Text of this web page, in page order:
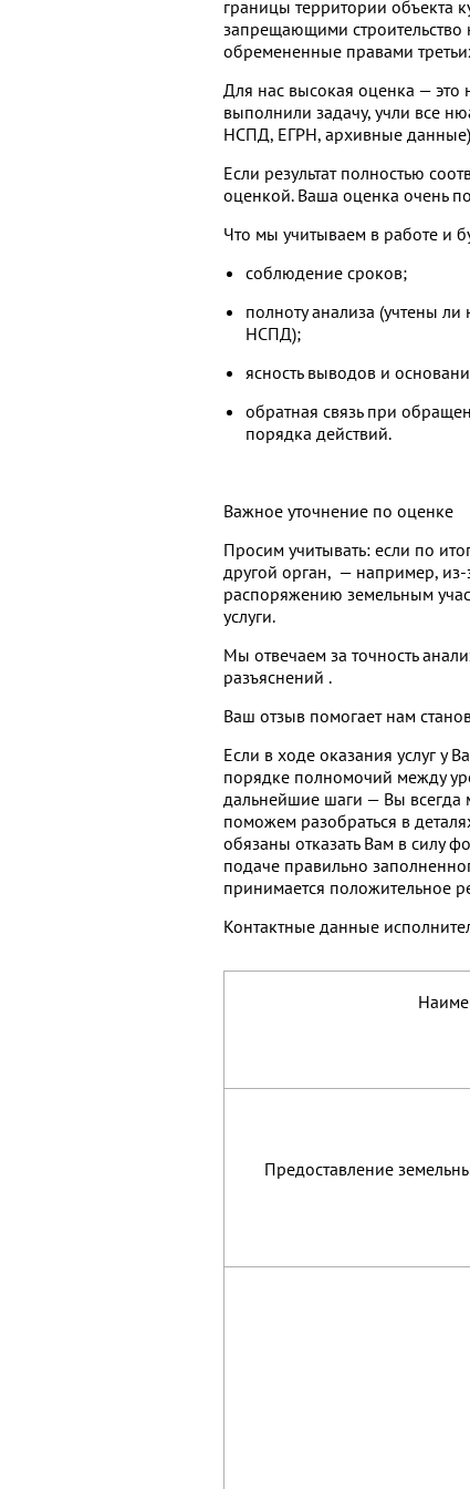
границы территории объекта
запрещающими строительство
обремененные правами
Для нас высокая оценка —
выполнили задачу, учли все
НСПД, ЕГРН, архивные
Если результат полностью
оценкой. Ваша оценка очень
Что мы учитываем в работе и
соблюдение сроков;
полноту анализа (учтены
НСПД);
ясность выводов и
обратная связь при
порядка действий.
Важное уточнение по оценке
Просим учитывать: если по
другой орган, — например, из-
распоряжению земельным
услуги.
Мы отвечаем за точность
разъяснений .
Ваш отзыв помогает нам
Если в ходе оказания услуг у
порядке полномочий между
дальнейшие шаги — Вы всегда
поможем разобраться в
обязаны отказать Вам в силу
подаче правильно
принимается положительное
Контактные данные
Предоставление